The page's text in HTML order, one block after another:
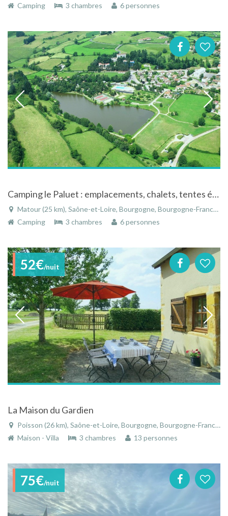
Camping
3 chambres 6 personnes
Camping le Paluet : emplacements, chalets, tentes équipées...
Matour (25 km), Saône-et-Loire, Bourgogne, Bourgogne-Franche-Comté, France
Camping
3 chambres 6 personnes
52€/nuit
La Maison du Gardien
Poisson (26 km), Saône-et-Loire, Bourgogne, Bourgogne-Franche-Comté, France
Maison - Villa
3 chambres 13 personnes
75€/nuit